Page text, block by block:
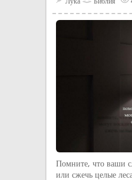
Помните, что ваши
или сжечь целые